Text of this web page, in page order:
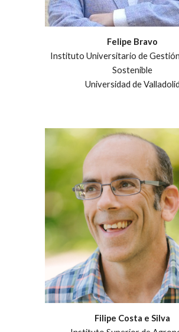
Felipe Bravo
Instituto Universitario de
Sostenible
Universidad de Valladolid
Filipe Costa e Silva